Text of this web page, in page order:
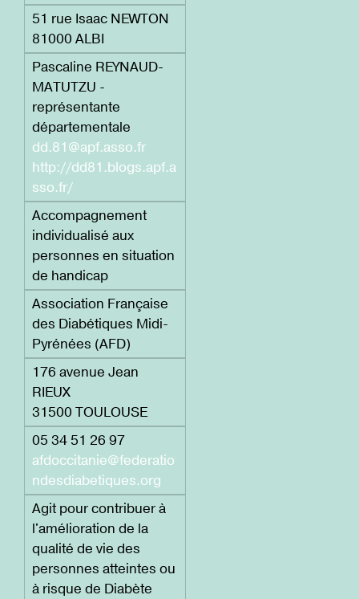
51 rue Isaac NEWTON
81000 ALBI
Pascaline REYNAUD-
MATUTZU -
représentante
départementale
dd.81@apf.asso.fr
http://dd81.blogs.apf.a
sso.fr/
Accompagnement
individualisé aux
personnes en situation
de handicap
Association Française
des Diabétiques Midi-
Pyrénées (AFD)
176 avenue Jean
RIEUX
31500 TOULOUSE
05 34 51 26 97
afdoccitanie@federatio
ndesdiabetiques.org
Agit pour contribuer à
l'amélioration de la
qualité de vie des
personnes atteintes ou
à risque de Diabète